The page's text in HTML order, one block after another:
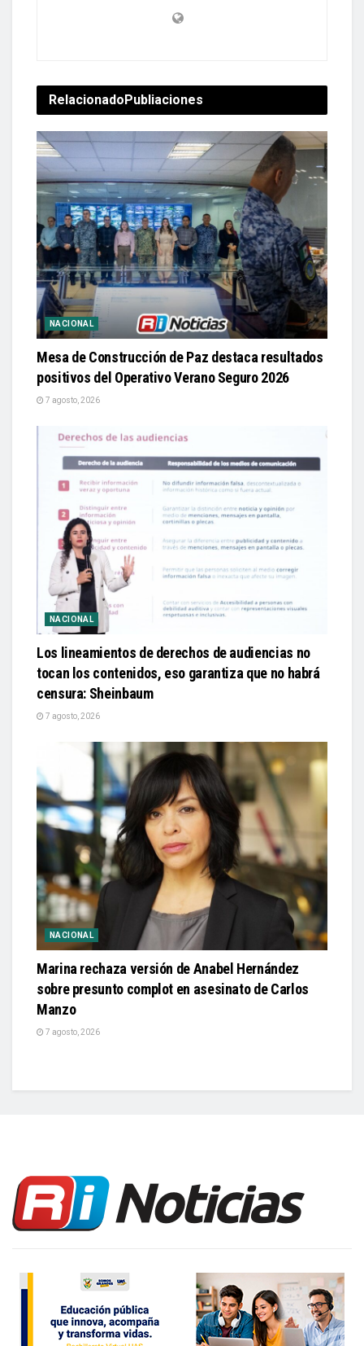
RelacionadoPubliaciones
NACIONAL
Mesa de Construcción de Paz destaca resultados
positivos del Operativo Verano Seguro 2026
7 agosto, 2026
NACIONAL
Los lineamientos de derechos de audiencias no
tocan los contenidos, eso garantiza que no habrá
censura: Sheinbaum
7 agosto, 2026
NACIONAL
Marina rechaza versión de Anabel Hernández
sobre presunto complot en asesinato de Carlos
Manzo
7 agosto, 2026